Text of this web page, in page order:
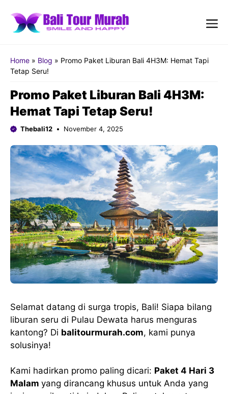
content
Home » Blog » Promo Paket Liburan Bali 4H3M: Hemat Tapi
Tetap Seru!
Promo Paket Liburan Bali 4H3M:
Hemat Tapi Tetap Seru!
Thebali12 November 4, 2025
Selamat datang di surga tropis, Bali! Siapa bilang
liburan seru di Pulau Dewata harus menguras
kantong? Di balitourmurah.com, kami punya
solusinya!
Kami hadirkan promo paling dicari: Paket 4 Hari 3
Malam yang dirancang khusus untuk Anda yang